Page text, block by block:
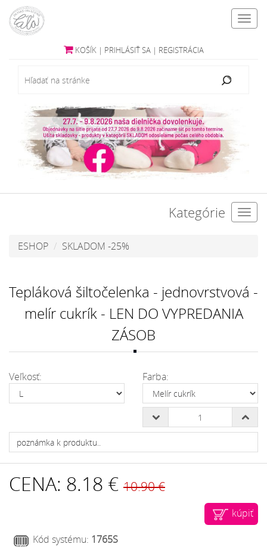
KOŠÍK | PRIHLÁSIŤ SA | REGISTRÁCIA
Kategórie
ESHOP SKLADOM -25%
Tepláková šiltočelenka - jednovrstvová -
melír cukrík - LEN DO VYPREDANIA
ZÁSOB
Veľkosť: Farba:
CENA: 8.18 € 10.90 €
kúpiť
Kód systému: 1765S